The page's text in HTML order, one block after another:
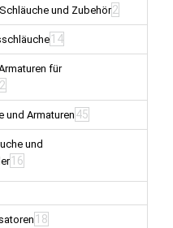
und Zubehör2
14
für
und Armaturen45
und
16
18